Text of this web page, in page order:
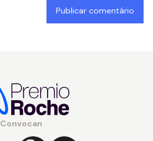
Convocan